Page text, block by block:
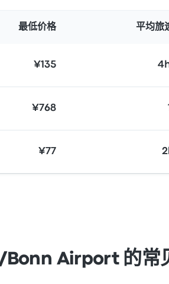
最低价格 平均旅
¥135
¥768
¥77
Bonn Airport 的常